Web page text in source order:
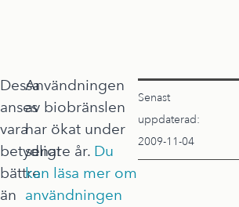
Dessa
anses
vara
betydligt
bättre
än
Användningen
av biobränslen
har ökat under
senare år. Du
kan läsa mer om
användningen
Senast
uppdaterad:
2009-11-04